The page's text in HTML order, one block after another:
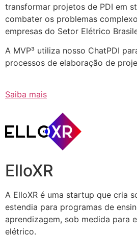
transformar projetos de PDI em
combater os problemas
empresas do Setor Elétrico
A MVP³ utiliza nosso ChatPDI
processos de elaboração de
Saiba mais
ElloXR
A ElloXR é uma startup que cria
estendia para programas de
aprendizagem, sob medida para
elétrico.